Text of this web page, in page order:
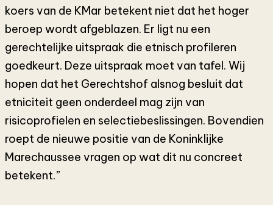
koers van de KMar betekent niet dat het hoger
beroep wordt afgeblazen. Er ligt nu een
gerechtelijke uitspraak die etnisch profileren
goedkeurt. Deze uitspraak moet van tafel. Wij
hopen dat het Gerechtshof alsnog besluit dat
etniciteit geen onderdeel mag zijn van
risicoprofielen en selectiebeslissingen. Bovendien
roept de nieuwe positie van de Koninklijke
Marechaussee vragen op wat dit nu concreet
betekent.”